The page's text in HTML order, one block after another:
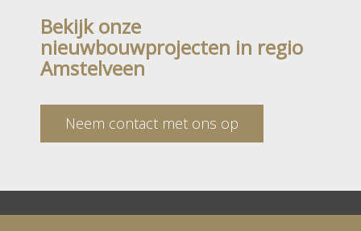
Bekijk onze
nieuwbouwprojecten in regio
Amstelveen
Neem contact met ons op